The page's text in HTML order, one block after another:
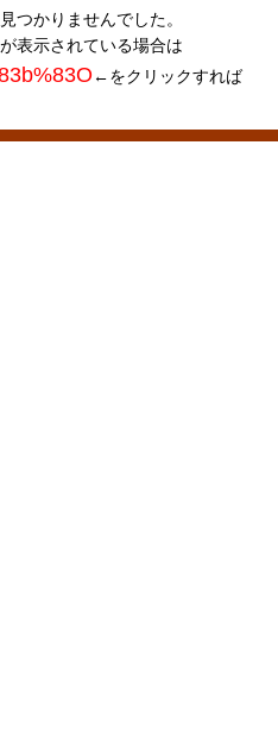
つかりませんでした。
表示されている場合は
←をクリックすれば